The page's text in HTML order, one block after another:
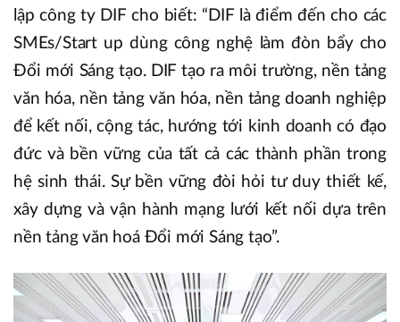
lập công ty DIF cho biết: “DIF là điểm đến cho các
SMEs/Start up dùng công nghệ làm đòn bẩy cho
Đổi mới Sáng tạo. DIF tạo ra môi trường, nền tảng
văn hóa, nền tảng văn hóa, nền tảng doanh nghiệp
để kết nối, cộng tác, hướng tới kinh doanh có đạo
đức và bền vững của tất cả các thành phần trong
hệ sinh thái. Sự bền vững đòi hỏi tư duy thiết kế,
xây dựng và vận hành mạng lưới kết nối dựa trên
nền tảng văn hoá Đổi mới Sáng tạo”.